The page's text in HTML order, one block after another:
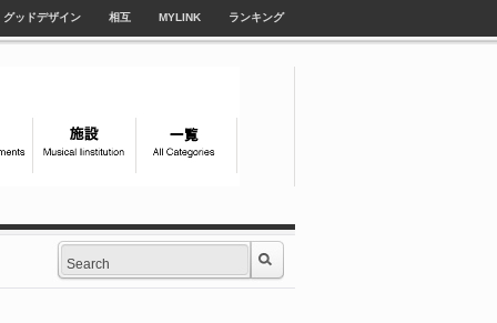
グッドデザイン 相互 MYLINK ランキング